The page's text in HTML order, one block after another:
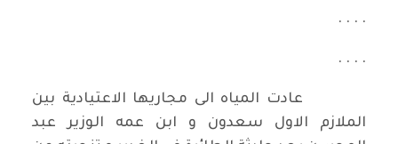
. . . .
. . . .
عادت المياه الى مجاريها الاعتيادية بين
الملازم الاول سعدون و ابن عمه الوزير عبد